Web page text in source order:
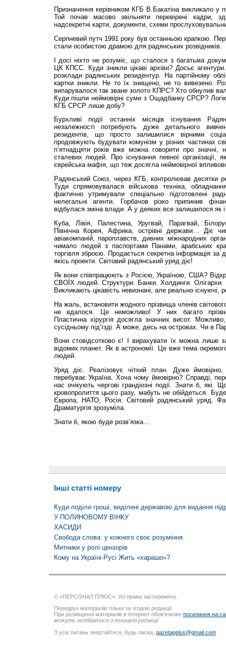
Призначення керівником КГБ В.Бакатіна викликало у
Той почав масово звільняти перевірені кадри,
надсекретні карти, документи, схеми
Серпневий путч 1991 року був останньою крапкою.
стали особистою драмою для радянських розвідників.
І досі ніхто не розуміє, що сталося з багатьма
ЦК КПСС. Куди зникли цікаві архіви? Досьє агентури.
розклади радянських резидентур. На партійному
картки зникли. Не то їх знищено, не то вивезено.
випарувалося так зване золото КПРС? Хто обнулив
Куди пішли неймовірні суми з Ощадбанку СРСР?
КГБ СРСР лише добу?
Бурхливі події останніх місяців існування
незалежності потребують дуже детального
резидентів, що просто залишилися вірними
продовжують будувати комунізм у різних частинах
п’ятнадцяти років вже можна говорити про значні,
сталевих людей. Про існування певної організації,
єврейська мафія, що теж досягла неймовірної
Радянський Союз, через КГБ, контролював десятки
Туди спрямовувалася військова техніка,
фактично утримували спеціально підготовлені
нелегальні агенти. Горбачов різко припинив
відбулася зміна влади. А у деяких все залишилося
Куба, Лівія, Палестина, Уругвай, Парагвай,
Північна Корея, Африка, острівні держави… Діє
авіакомпаній, пароплавств, дивних міжнародних
чимало людей з паспортами Панами, арабських
торгівля зброєю. Продається секретна інформація за
якісь проекти. Світовий радянський уряд діє!
Як вони співпрацюють з Росією, Україною, США?
СВОЇХ людей. Структури. Банки. Холдинги. Олігархи.
Викликають цікавість невизнані, але реально існуючі,
На жаль, встановити жодного прізвища членів
не вдалося. Це неможливо! У них багато
Пластична хірургія досягла значних висот.
сусідньому під’їзді. А може, десь на островах. Чи в
Вони стовідсотково є! І вирахувати їх можна лише
відомих планет. Як в астрономії. Це вже тема
людей.
Уряд діє. Реалізовує чіткий план. Дуже ймовірно,
перебуває Україна. Хоча чому ймовірно? Справді,
нас очікують чергові грандіозні події. Знати б, які.
кровопролиття цього разу, мабуть не обійдеться.
Європа, НАТО, Росія. Світовий радянський уряд.
Драматургія зрозуміла.
Знати б, якою буде розв’язка…
Інші статті номеру
Куди поділи гроші, виділені державою для видання
У ПОЛИНОВОМУ ВІНКУ
ХАСИДИ
Cвобода слова: у кожного своє розуміння
Митники у ролі цензорів
Кому на Україні-Русі Жить «харашо»?
© «ПЕРСОНАЛ ПЛЮС». Усі права застережено.
Передрук матеріалів тільки за згодою редакції.
При розміщенні матеріалів в Інтернет обов’язкове посилання на
можуть незбігатися з позицією редакції
З усіх питань звертайтеся, будь ласка, gazetapplus@gmail.com